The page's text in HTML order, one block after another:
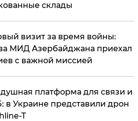
склады
визит за время войны:
МИД Азербайджана приехал
с важной миссией
платформа для связи и
в Украине представили дрон
T